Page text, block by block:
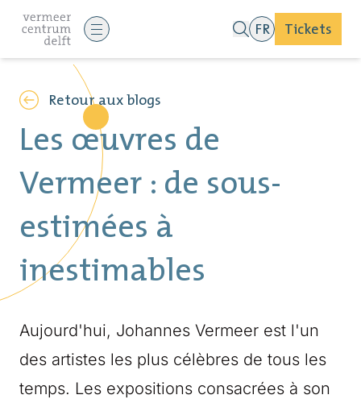
FR Tickets
Retour aux blogs
Les œuvres de
Vermeer : de sous-
estimées à
inestimables
Aujourd'hui, Johannes Vermeer est l'un
des artistes les plus célèbres de tous les
temps. Les expositions consacrées à son